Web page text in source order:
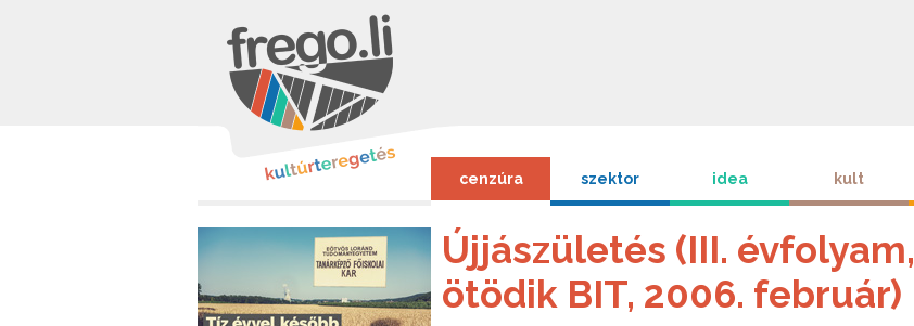
Újjászületés (III. évfolyam,
ötödik BIT, 2006. február)
cenzúra szektor idea kult